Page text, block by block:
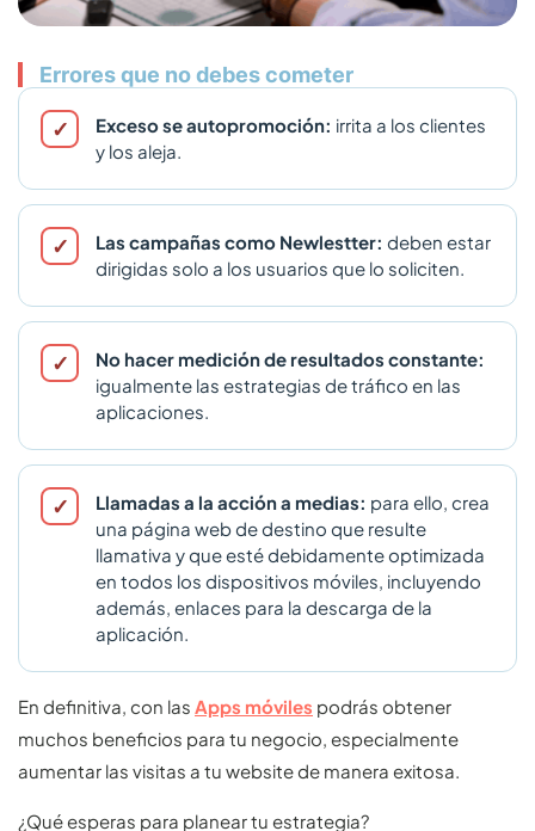
Errores que no debes cometer
Exceso se autopromoción: irrita a los clientes
y los aleja.
Las campañas como Newlestter: deben estar
dirigidas solo a los usuarios que lo soliciten.
No hacer medición de resultados constante:
igualmente las estrategias de tráfico en las
aplicaciones.
Llamadas a la acción a medias: para ello, crea
una página web de destino que resulte
llamativa y que esté debidamente optimizada
en todos los dispositivos móviles, incluyendo
además, enlaces para la descarga de la
aplicación.
En definitiva, con las Apps móviles podrás obtener
muchos beneficios para tu negocio, especialmente
aumentar las visitas a tu website de manera exitosa.
¿Qué esperas para planear tu estrategia?